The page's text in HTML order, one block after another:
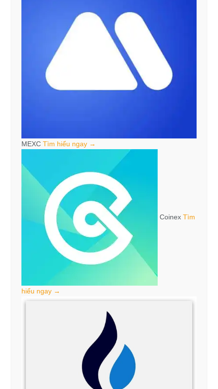
MEXC Tìm hiểu ngay →
Coinex Tìm
hiểu ngay →